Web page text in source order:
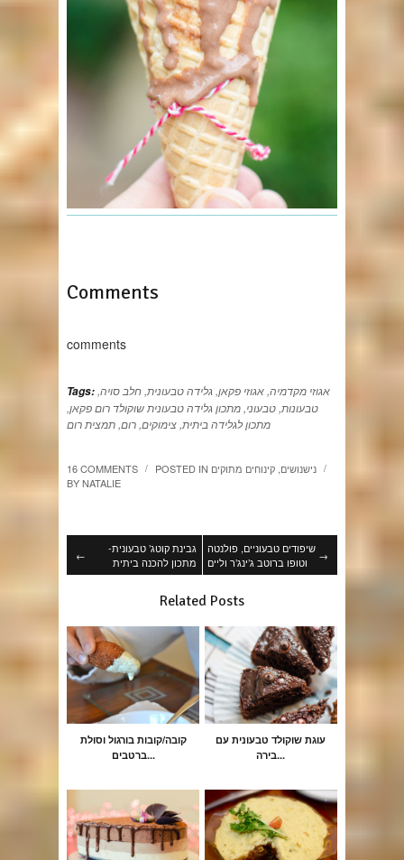
Comments
comments
Tags: אגוזי מקדמיה,אגוזי פקאן,גלידה טבעונית,חלב סויה,
טבעונות,טבעוני,מתכון גלידה טבעונית שוקולד רום פקאן,
מתכון לגלידה ביתית,צימוקים,רום,תמצית רום
16 COMMENTS / POSTED IN נישנושים, קינוחים מתוקים /
BYNATALIE
←
גבינת קוטג’ טבעונית-
מתכון להכנה ביתית
שיפודים טבעוניים, פולנטה
וטופו ברוטב ג’ינג’ר וליים
→
Related Posts
קובה/קובות בורגול וסולת
ברטבים...
עוגת שוקולד טבעונית עם
בירה...